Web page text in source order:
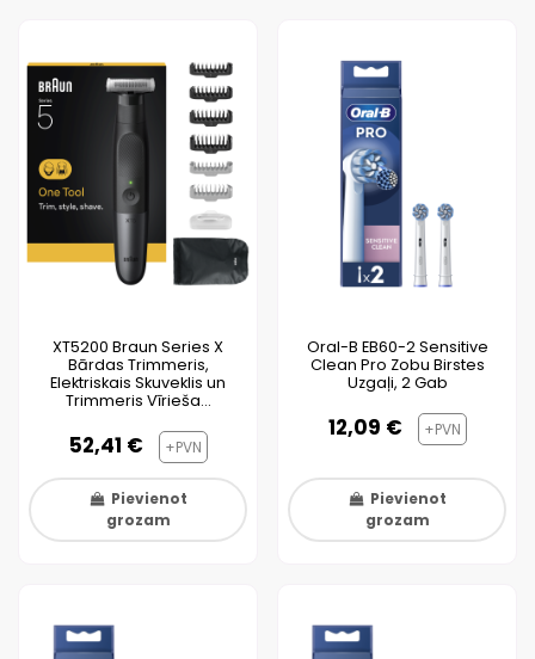
XT5200 Braun Series X
Bārdas Trimmeris,
Elektriskais Skuveklis un
Trimmeris Vīrieša...
52,41 € +PVN
Pievienot
grozam
Oral-B EB60-2 Sensitive
Clean Pro Zobu Birstes
Uzgaļi, 2 Gab
12,09 € +PVN
Pievienot
grozam